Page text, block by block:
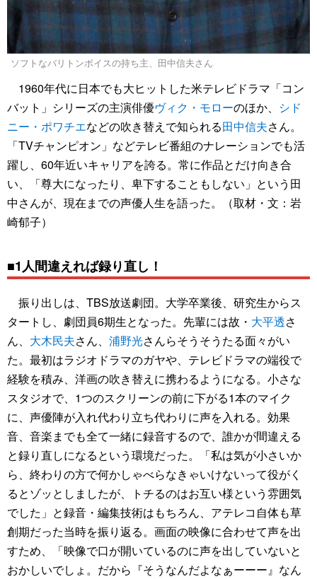
ソフトなバリトンボイスの持ち主、田中信夫さん
1960年代に日本でも大ヒットした米テレビドラマ「コン
バット」シリーズの主演俳優ヴィク・モローのほか、 シド
ニー・ポワチエなどの吹き替えで知られる田中信夫さん。
「TVチャンピオン」などテレビ番組のナレーションでも活
躍し、60年近いキャリアを誇る。常に作品とだけ向き合
い、「尊大になったり、卑下することもしない」という田
中さんが、現在までの声優人生を語った。（取材・文：岩
崎郁子）
■1人間違えれば録り直し！
振り出しは、TBS放送劇団。大学卒業後、研究生からス
タートし、劇団員6期生となった。先輩には故・ 大平透さ
ん、 大木民夫さん、 浦野光さんらそうそうたる面々がい
た。最初はラジオドラマのガヤや、テレビドラマの端役で
経験を積み、洋画の吹き替えに携わるようになる。小さな
スタジオで、1つのスクリーンの前に下がる1本のマイク
に、声優陣が入れ代わり立ち代わりに声を入れる。効果
音、音楽までも全て一緒に録音するので、誰かが間違える
と録り直しになるという環境だった。「私は気が小さいか
ら、終わりの方で何かしゃべらなきゃいけないって役がく
るとゾッとしましたが、トチるのはお互い様という雰囲気
でした」と録音・編集技術はもちろん、アテレコ自体も草
創期だった当時を振り返る。画面の映像に合わせて声を出
すため、「映像で口が開いているのに声を出していないと
おかしいでしょ。だから『そうなんだよなぁーーー』なん